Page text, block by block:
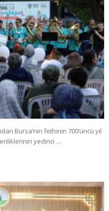
Bursa’nın fethinin 700’üncü yıl
yedinci …